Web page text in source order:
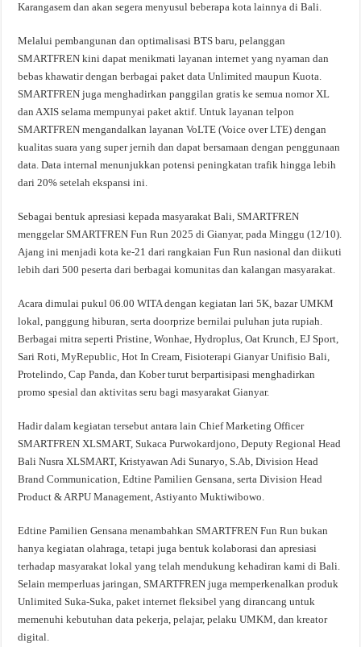
Karangasem dan akan segera menyusul beberapa kota lainnya di Bali.
Melalui pembangunan dan optimalisasi BTS baru, pelanggan
SMARTFREN kini dapat menikmati layanan internet yang nyaman dan
bebas khawatir dengan berbagai paket data Unlimited maupun Kuota.
SMARTFREN juga menghadirkan panggilan gratis ke semua nomor XL
dan AXIS selama mempunyai paket aktif. Untuk layanan telpon
SMARTFREN mengandalkan layanan VoLTE (Voice over LTE) dengan
kualitas suara yang super jernih dan dapat bersamaan dengan penggunaan
data. Data internal menunjukkan potensi peningkatan trafik hingga lebih
dari 20% setelah ekspansi ini.
Sebagai bentuk apresiasi kepada masyarakat Bali, SMARTFREN
menggelar SMARTFREN Fun Run 2025 di Gianyar, pada Minggu (12/10).
Ajang ini menjadi kota ke-21 dari rangkaian Fun Run nasional dan diikuti
lebih dari 500 peserta dari berbagai komunitas dan kalangan masyarakat.
Acara dimulai pukul 06.00 WITA dengan kegiatan lari 5K, bazar UMKM
lokal, panggung hiburan, serta doorprize bernilai puluhan juta rupiah.
Berbagai mitra seperti Pristine, Wonhae, Hydroplus, Oat Krunch, EJ Sport,
Sari Roti, MyRepublic, Hot In Cream, Fisioterapi Gianyar Unifisio Bali,
Protelindo, Cap Panda, dan Kober turut berpartisipasi menghadirkan
promo spesial dan aktivitas seru bagi masyarakat Gianyar.
Hadir dalam kegiatan tersebut antara lain Chief Marketing Officer
SMARTFREN XLSMART, Sukaca Purwokardjono, Deputy Regional Head
Bali Nusra XLSMART, Kristyawan Adi Sunaryo, S.Ab, Division Head
Brand Communication, Edtine Pamilien Gensana, serta Division Head
Product & ARPU Management, Astiyanto Muktiwibowo.
Edtine Pamilien Gensana menambahkan SMARTFREN Fun Run bukan
hanya kegiatan olahraga, tetapi juga bentuk kolaborasi dan apresiasi
terhadap masyarakat lokal yang telah mendukung kehadiran kami di Bali.
Selain memperluas jaringan, SMARTFREN juga memperkenalkan produk
Unlimited Suka-Suka, paket internet fleksibel yang dirancang untuk
memenuhi kebutuhan data pekerja, pelajar, pelaku UMKM, dan kreator
digital.